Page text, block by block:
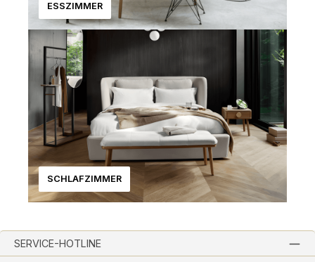
ESSZIMMER
SCHLAFZIMMER
SERVICE-HOTLINE